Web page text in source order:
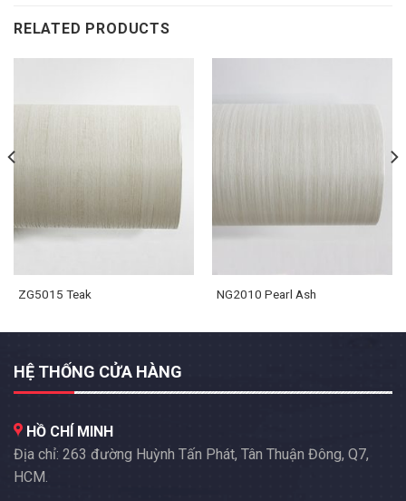
RELATED PRODUCTS
ZG5015 Teak NG2010 Pearl Ash
HỆ THỐNG CỬA HÀNG
HỒ CHÍ MINH
Địa chỉ: 263 đường Huỳnh Tấn Phát, Tân Thuận Đông, Q7,
HCM.